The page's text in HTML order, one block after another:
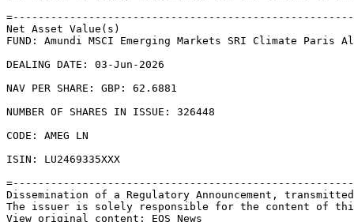
Net Asset Value(s)
FUND: Amundi MSCI Emerging Markets SRI Climate Paris
DEALING DATE: 03-Jun-2026
NAV PER SHARE: GBP: 62.6881
NUMBER OF SHARES IN ISSUE: 326448
CODE: AMEG LN
ISIN: LU2469335XXX
Dissemination of a Regulatory Announcement,
The issuer is solely responsible for the content of
View original content: EQS News